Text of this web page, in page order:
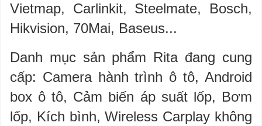
Vietmap, Carlinkit, Steelmate, Bosch,
Hikvision, 70Mai, Baseus...
Danh mục sản phẩm Rita đang cung
cấp: Camera hành trình ô tô, Android
box ô tô, Cảm biến áp suất lốp, Bơm
lốp, Kích bình, Wireless Carplay không